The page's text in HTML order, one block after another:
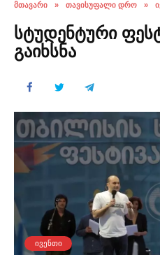
ᲛᲗᲐᲕᲐᲠᲘ » ᲗᲐᲕᲘᲡᲣᲤᲐᲚᲘ ᲓᲠᲝ »
სტუდენტური
გაიხსნა
ᲘᲕᲔᲜᲗᲘ